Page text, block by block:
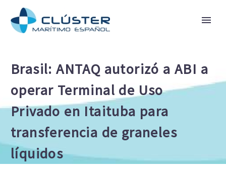
Brasil: ANTAQ autorizó a ABI a
operar Terminal de Uso
Privado en Itaituba para
transferencia de graneles
líquidos